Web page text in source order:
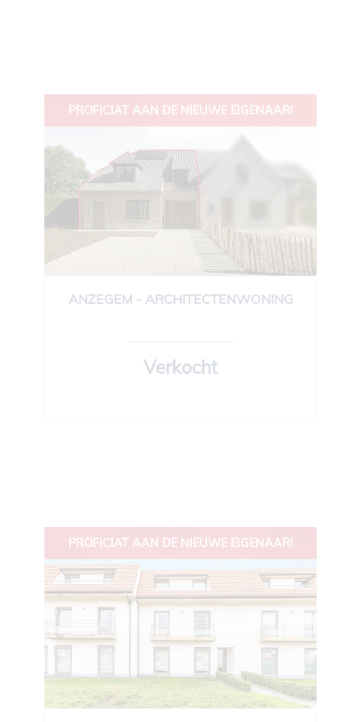
PROFICIAT AAN DE NIEUWE EIGENAAR!
176 m² 3 1 Ja
ANZEGEM - ARCHITECTENWONING
Verkocht
PROFICIAT AAN DE NIEUWE EIGENAAR!